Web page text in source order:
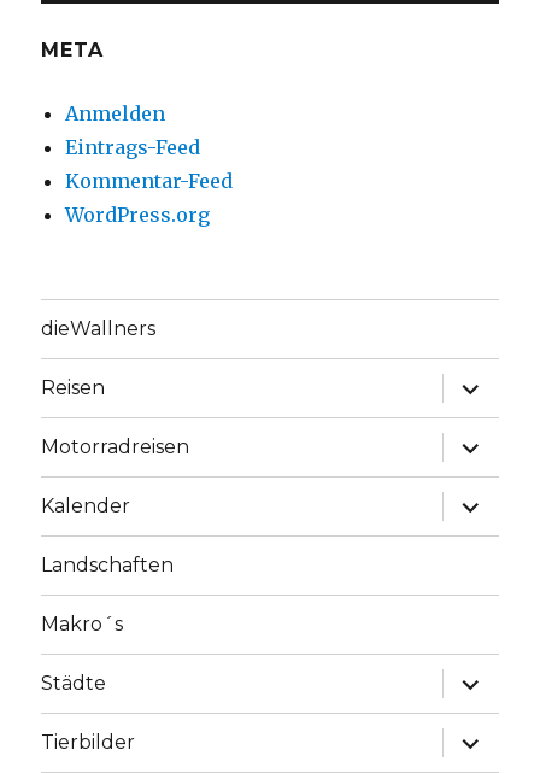
META
Anmelden
Eintrags-Feed
Kommentar-Feed
WordPress.org
dieWallners
Reisen
Motorradreisen
Kalender
Landschaften
Makro´s
Städte
Tierbilder